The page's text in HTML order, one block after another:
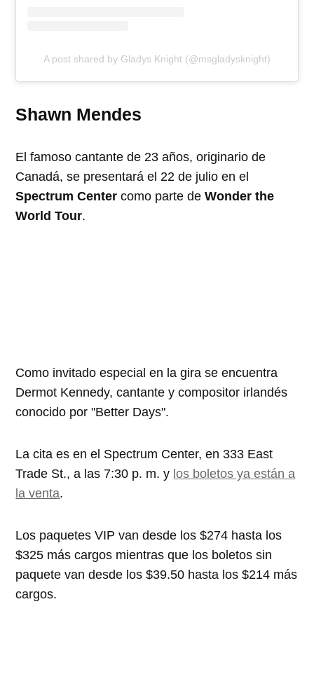
A post shared by Gladys Knight (@msgladysknight)
Shawn Mendes
El famoso cantante de 23 años, originario de
Canadá, se presentará el 22 de julio en el
Spectrum Centercomo parte deWonder the
World Tour.
Como invitado especial en la gira se encuentra
Dermot Kennedy, cantante y compositor irlandés
conocido por "Better Days".
La cita es en el Spectrum Center, en 333 East
Trade St., a las 7:30 p. m. y los boletos ya están a
la venta.
Los paquetes VIP van desde los $274 hasta los
$325 más cargos mientras que los boletos sin
paquete van desde los $39.50 hasta los $214 más
cargos.